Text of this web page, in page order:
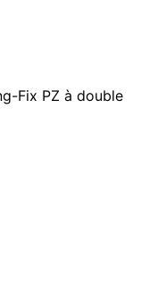
Fix PZ à double